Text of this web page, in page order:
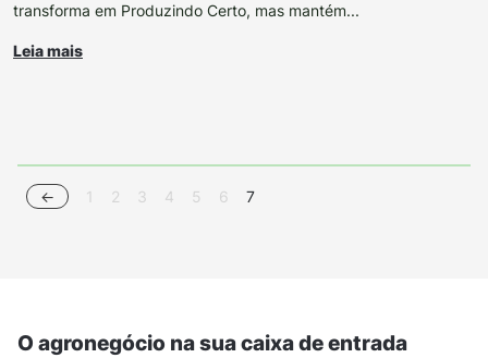
transforma em Produzindo Certo, mas mantém...
Leia mais
<- 1 2 3 4 5 6 7
O agronegócio na sua caixa de entrada